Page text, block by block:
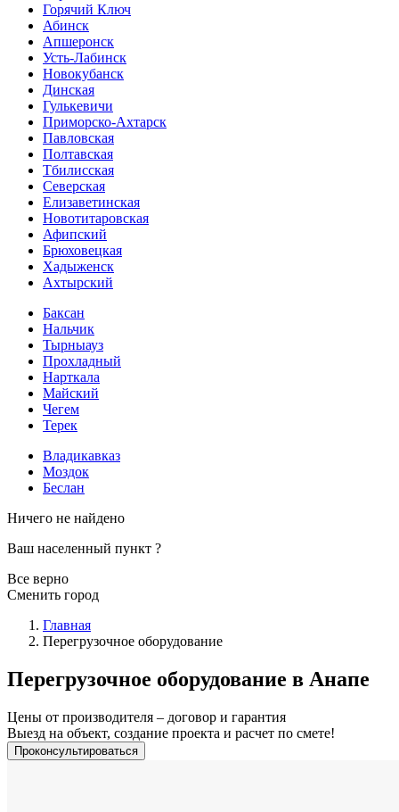
Горячий Ключ
Абинск
Апшеронск
Усть-Лабинск
Новокубанск
Динская
Гулькевичи
Приморско-Ахтарск
Павловская
Полтавская
Тбилисская
Северская
Елизаветинская
Новотитаровская
Афипский
Брюховецкая
Хадыженск
Ахтырский
Баксан
Нальчик
Тырныауз
Прохладный
Нарткала
Майский
Чегем
Терек
Владикавказ
Моздок
Беслан
Ничего не найдено
Ваш населенный пункт ?
Все верно
Сменить город
Главная
Перегрузочное оборудование
Перегрузочное оборудование в Анапе
Цены от производителя – договор и гарантия
Выезд на объект, создание проекта и расчет по смете!
Проконсультироваться